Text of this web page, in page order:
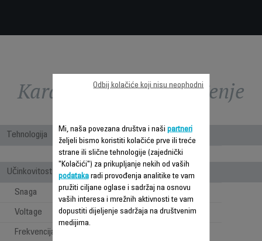
Karakteristike - Poređenje
Tehnologija
Bagged
Učinkovitost
Snaga 450 W
Voltage 220-240 V
Frekvencija
Mi, naša povezana društva i naši partneri
željeli bismo koristiti kolačiće prve ili treće
strane ili slične tehnologije (zajednički
"Kolačići") za prikupljanje nekih od vaših
podatakaradi provođenja analitike te vam
pružiti ciljane oglase i sadržaj na osnovu
vaših interesa i mrežnih aktivnosti te vam
dopustiti dijeljenje sadržaja na društvenim
medijima.
Odbij kolačiće koji nisu neophodni